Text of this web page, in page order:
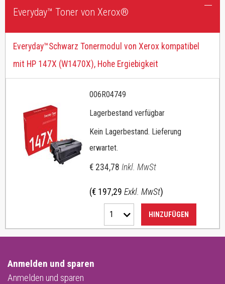
Everyday™ Toner von Xerox®
Everyday™Schwarz Tonermodul von Xerox kompatibel
mit HP 147X (W1470X), Hohe Ergiebigkeit
006R04749
Lagerbestand verfügbar
Kein Lagerbestand. Lieferung
erwartet.
€ 234,78 Inkl. MwSt
(€ 197,29 Exkl. MwSt)
1 HINZUFÜGEN
Anmelden und sparen
Anmelden und sparen